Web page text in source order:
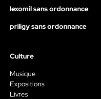
lexomil sans ordonnance
priligy sans ordonnance
Culture
Musique
Expositions
Livres